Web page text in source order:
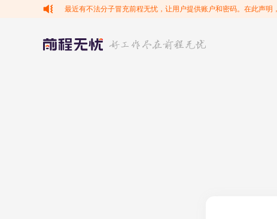
最近有不法分子冒充前程无忧，让用户提供账户和密码。在此声